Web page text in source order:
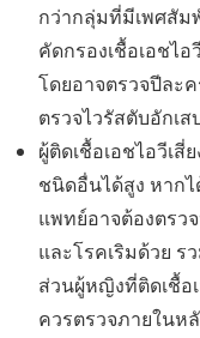
กว่ากลุ่มที่มีเพศสัม
คัดกรองเชื้อเอชไ
โดยอาจตรวจปีละ
ตรวจไวรัสตับอักเส
ผู้ติดเชื้อเอชไอวีเ
ชนิดอื่นได้สูง หากไ
แพทย์อาจต้องตรว
และโรคเริมด้วย ร
ส่วนผู้หญิงที่ติดเชื้อ
ควรตรวจภายในห